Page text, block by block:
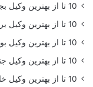
10 تا از بهترین وکیل بجنورد 🥇【آپدیت جدید】
10 تا از بهترین وکیل بروجرد 🥇【آپدیت جدید】
10 تا از بهترین وکیل بوشهر 🥇【آپدیت جدید】
10 تا از بهترین وکیل جنوب تهران 🥇【آپدیت جدید】
10 تا از بهترین وکیل خانواده کرج 🥇【آپدیت جدید】⚖️